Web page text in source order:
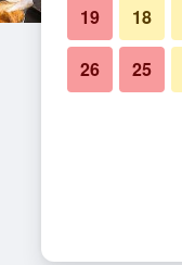
18
19
25
26